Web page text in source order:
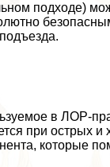
подходе)
в ЛОР-
при острых
которые